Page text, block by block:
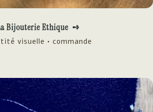
Bijouterie Ethique ➺
visuelle • commande